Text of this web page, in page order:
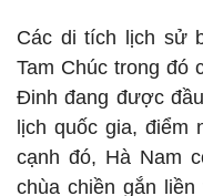
Các di tích lịch sử
Tam Chúc trong đó
Đinh đang được
lịch quốc gia, điểm
cạnh đó, Hà Nam
chùa chiền gắn